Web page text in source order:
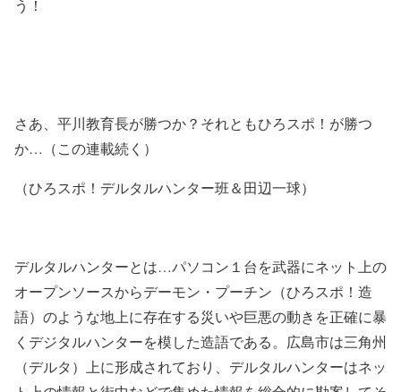
う！
さあ、平川教育長が勝つか？それともひろスポ！が勝つ
か…（この連載続く）
（ひろスポ！デルタルハンター班＆田辺一球）
デルタルハンターとは…パソコン１台を武器にネット上の
オープンソースからデーモン・プーチン（ひろスポ！造
語）のような地上に存在する災いや巨悪の動きを正確に暴
くデジタルハンターを模した造語である。広島市は三角州
（デルタ）上に形成されており、デルタルハンターはネッ